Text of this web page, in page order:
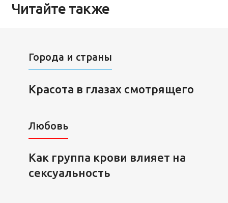
Читайте также
Города и страны
Красота в глазах смотрящего
Любовь
Как группа крови влияет на
сексуальность